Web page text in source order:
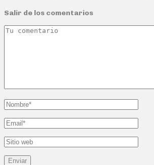
Salir de los comentarios